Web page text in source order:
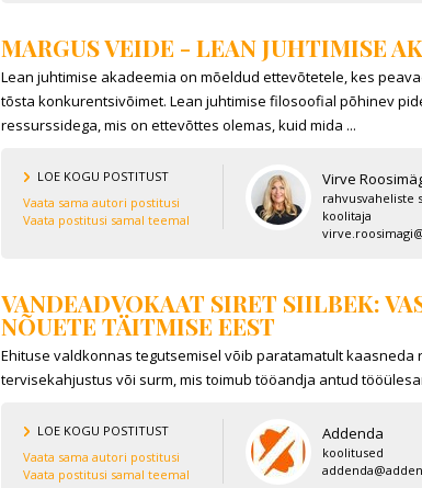
MARGUS VEIDE - LEAN JUHTIMISE
Lean juhtimise akadeemia on mõeldud ettevõtetele, kes
tõsta konkurentsivõimet. Lean juhtimise filosoofial põhinev
ressurssidega, mis on ettevõttes olemas, kuid mida ...
LOE KOGU POSTITUST
Vaata sama autori postitusi
Vaata postitusi samal teemal
Virve
rahvusvaheliste
koolitaja
VANDEADVOKAAT SIRET SIILBEK:
NÕUETE TÄITMISE EEST
Ehituse valdkonnas tegutsemisel võib paratamatult
tervisekahjustus või surm, mis toimub tööandja antud
LOE KOGU POSTITUST
Vaata sama autori postitusi
Vaata postitusi samal teemal
Addenda
koolitused